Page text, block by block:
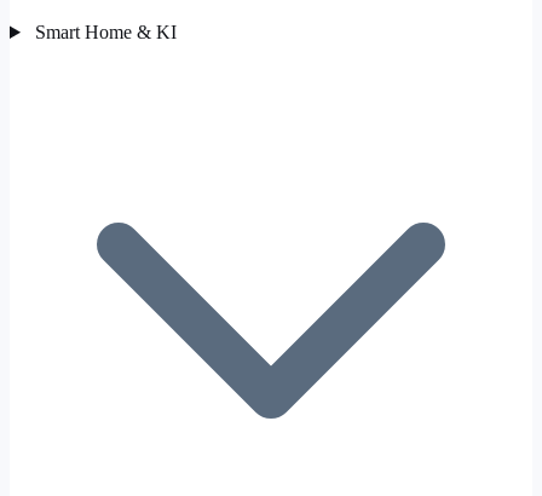
Smart Home & KI